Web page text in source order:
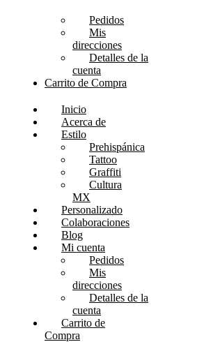
Pedidos
Mis
direcciones
Detalles de la
cuenta
Carrito de Compra
Inicio
Acerca de
Estilo
Prehispánica
Tattoo
Graffiti
Cultura
MX
Personalizado
Colaboraciones
Blog
Mi cuenta
Pedidos
Mis
direcciones
Detalles de la
cuenta
Carrito de
Compra